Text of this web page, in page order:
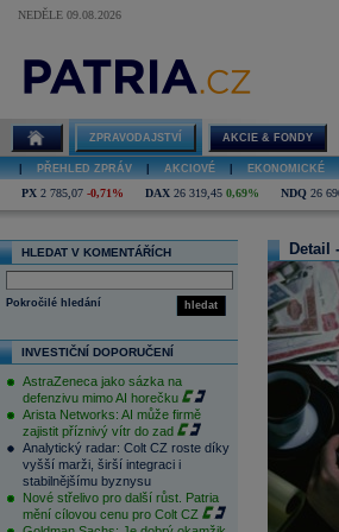
NEDĚLE 09.08.2026
ZPRAVODAJSTVÍ AKCIE & FONDY
PŘEHLED ZPRÁV AKCIOVÉ EKONOMICKÉ
PX 2 785,07 -0,71% DAX 26 319,45 0,69% NDQ 26
HLEDAT V KOMENTÁŘÍCH
hledat
Pokročilé hledání
INVESTIČNÍ DOPORUČENÍ
AstraZeneca jako sázka na
defenzivu mimo AI horečku
Arista Networks: AI může firmě
zajistit příznivý vítr do zad
Analytický radar: Colt CZ roste díky
vyšší marži, širší integraci i
stabilnějšímu byznysu
Nové střelivo pro další růst. Patria
mění cílovou cenu pro Colt CZ
Detail